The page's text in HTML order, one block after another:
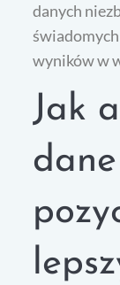
danych
wyników w
Jak